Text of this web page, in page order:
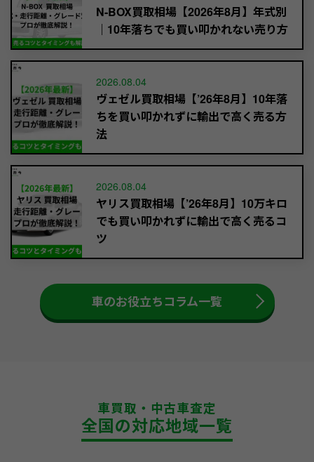
N-BOX買取相場【2026年8月】年式別
｜10年落ちでも買い叩かれない売り方
2026.08.04
ヴェゼル買取相場【’26年8月】10年落
ちを買い叩かれずに輸出で高く売る方
法
2026.08.04
ヤリス買取相場【’26年8月】10万キロ
でも買い叩かれずに輸出で高く売るコ
ツ
車のお役立ちコラム一覧
車買取・中古車査定
全国の対応地域一覧